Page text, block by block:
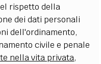
rispetto della
dei dati personali
dell'ordinamento,
civile e penale
nella vita privata,